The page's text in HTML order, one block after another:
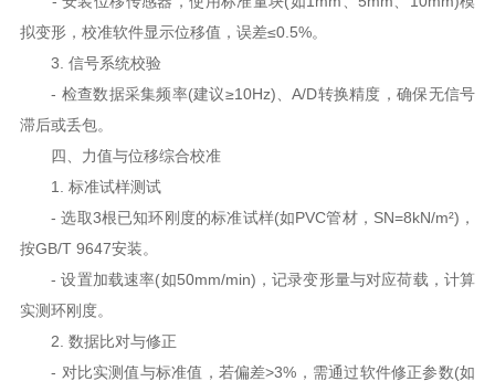
拟变形，校准软件显示位移值，误差≤0.5%。
3. 信号系统校验
- 检查数据采集频率(建议≥10Hz)、A/D转换精度，确保无信号
滞后或丢包。
四、力值与位移综合校准
1. 标准试样测试
- 选取3根已知环刚度的标准试样(如PVC管材，SN=8kN/m²)，
按GB/T 9647安装。
- 设置加载速率(如50mm/min)，记录变形量与对应荷载，计算
实测环刚度。
2. 数据比对与修正
- 对比实测值与标准值，若偏差>3%，需通过软件修正参数(如